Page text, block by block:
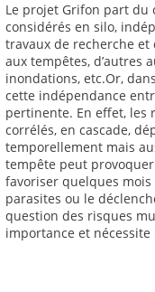
Le projet Grifon part du
considérés en silo,
travaux de recherche et
aux tempêtes, d’autres
inondations, etc.Or,
cette indépendance
pertinente. En effet, les
corrélés, en cascade,
temporellement mais
tempête peut
favoriser quelques
parasites ou le
question des risques
importance et nécessite